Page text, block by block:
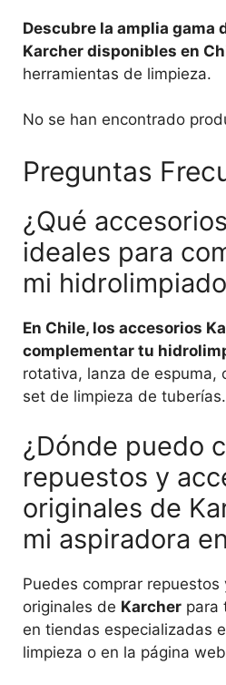
Descubre la amplia gama
Karcher disponibles en
herramientas de limpieza.
No se han encontrado
Preguntas
¿Qué
ideales para
mi
En Chile, los accesorios
complementar tu
rotativa, lanza de espuma,
set de limpieza de tuberías.
¿Dónde puedo
repuestos y
originales de
mi aspiradora
Puedes comprar repuestos
originales de Karcher para
en tiendas especializadas
limpieza o en la página